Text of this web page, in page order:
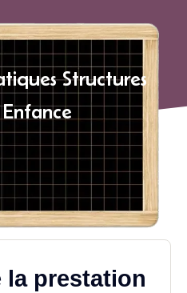
Structures
la prestation